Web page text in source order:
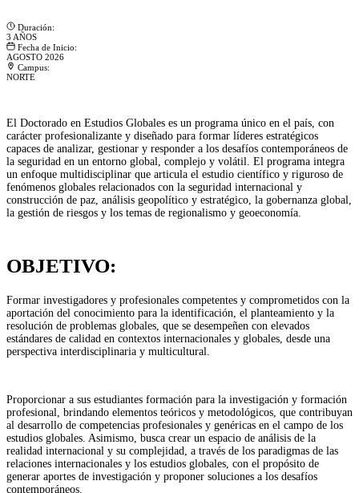
Duración:
3 AÑOS
Fecha de Inicio:
AGOSTO 2026
Campus:
NORTE
El Doctorado en Estudios Globales es un programa único en el país, con
carácter profesionalizante y diseñado para formar líderes estratégicos
capaces de analizar, gestionar y responder a los desafíos contemporáneos de
la seguridad en un entorno global, complejo y volátil. El programa integra
un enfoque multidisciplinar que articula el estudio científico y riguroso de
fenómenos globales relacionados con la seguridad internacional y
construcción de paz, análisis geopolítico y estratégico, la gobernanza global,
la gestión de riesgos y los temas de regionalismo y geoeconomía.
OBJETIVO:
Formar investigadores y profesionales competentes y comprometidos con la
aportación del conocimiento para la identificación, el planteamiento y la
resolución de problemas globales, que se desempeñen con elevados
estándares de calidad en contextos internacionales y globales, desde una
perspectiva interdisciplinaria y multicultural.
Proporcionar a sus estudiantes formación para la investigación y formación
profesional, brindando elementos teóricos y metodológicos, que contribuyan
al desarrollo de competencias profesionales y genéricas en el campo de los
estudios globales. Asimismo, busca crear un espacio de análisis de la
realidad internacional y su complejidad, a través de los paradigmas de las
relaciones internacionales y los estudios globales, con el propósito de
generar aportes de investigación y proponer soluciones a los desafíos
contemporáneos.